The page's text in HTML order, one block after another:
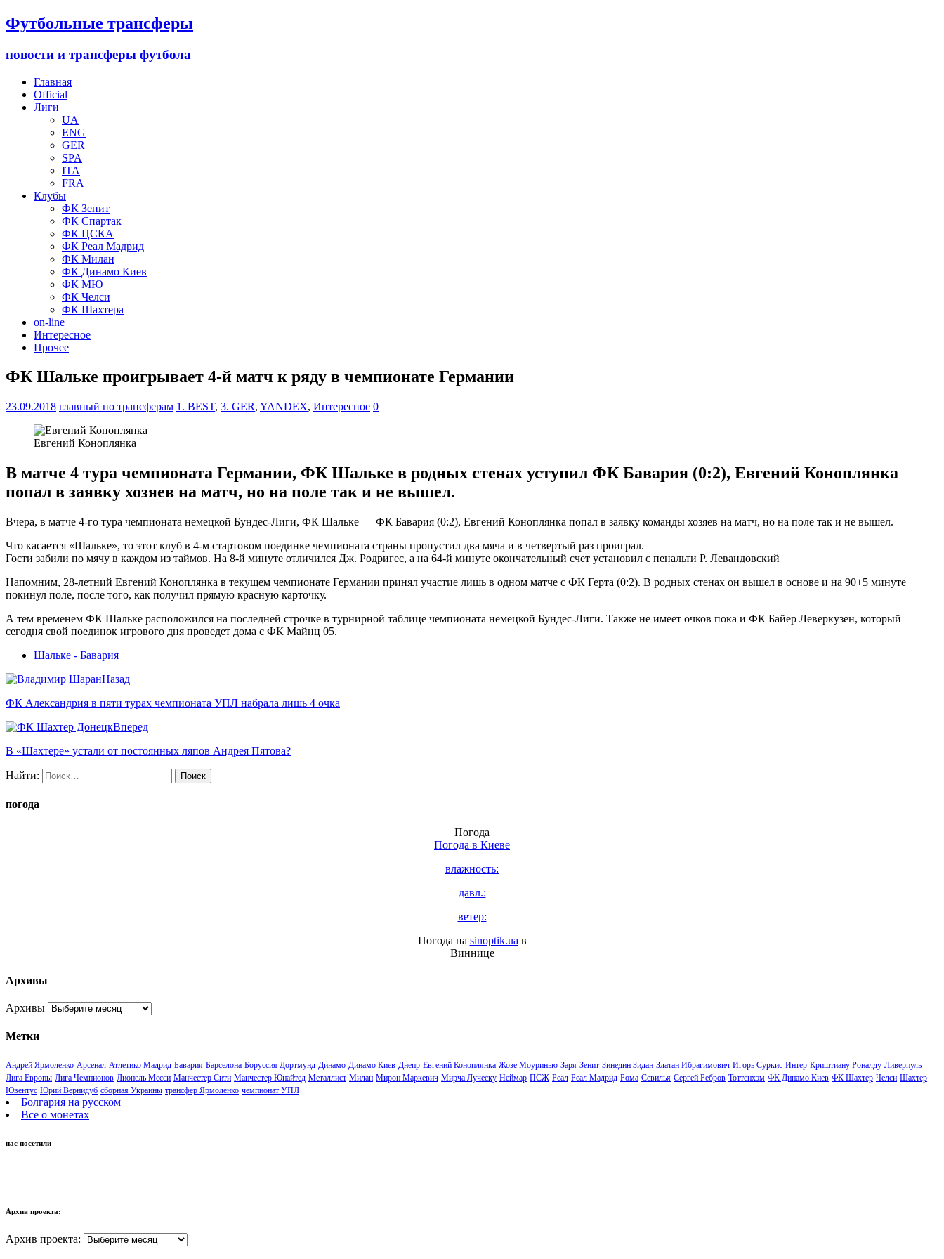
Футбольные трансферы
новости и трансферы футбола
Главная
Official
Лиги
UA
ENG
GER
SPA
ITA
FRA
Клубы
ФК Зенит
ФК Спартак
ФК ЦСКА
ФК Реал Мадрид
ФК Милан
ФК Динамо Киев
ФК МЮ
ФК Челси
ФК Шахтера
on-line
Интересное
Прочее
ФК Шальке проигрывает 4-й матч к ряду в чемпионате Германии
23.09.2018 главный по трансферам 1. BEST, 3. GER, YANDEX, Интересное 0
Евгений Коноплянка
В матче 4 тура чемпионата Германии, ФК Шальке в родных стенах уступил ФК Бавария (0:2), Евгений Коноплянка
попал в заявку хозяев на матч, но на поле так и не вышел.
Вчера, в матче 4-го тура чемпионата немецкой Бундес-Лиги, ФК Шальке — ФК Бавария (0:2), Евгений Коноплянка попал в заявку команды хозяев на матч, но на поле так и не вышел.
Что касается «Шальке», то этот клуб в 4-м стартовом поединке чемпионата страны пропустил два мяча и в четвертый раз проиграл.
Гости забили по мячу в каждом из таймов. На 8-й минуте отличился Дж. Родригес, а на 64-й минуте окончательный счет установил с пенальти Р. Левандовский
Напомним, 28-летний Евгений Коноплянка в текущем чемпионате Германии принял участие лишь в одном матче с ФК Герта (0:2). В родных стенах он вышел в основе и на 90+5 минуте
покинул поле, после того, как получил прямую красную карточку.
А тем временем ФК Шальке расположился на последней строчке в турнирной таблице чемпионата немецкой Бундес-Лиги. Также не имеет очков пока и ФК Байер Леверкузен, который
сегодня свой поединок игрового дня проведет дома с ФК Майнц 05.
Шальке - Бавария
Назад
ФК Александрия в пяти турах чемпионата УПЛ набрала лишь 4 очка
Вперед
В «Шахтере» устали от постоянных ляпов Андрея Пятова?
Найти:
погода
Погода
Погода в Киеве
влажность:
давл.:
ветер:
Погода на sinoptik.ua в
Виннице
Архивы
Архивы
Метки
Андрей Ярмоленко Арсенал Атлетико Мадрид Бавария Барселона Боруссия Дортмунд Динамо Динамо Киев Днепр Евгений Коноплянка Жозе Моуринью Заря Зенит Зинедин Зидан Златан Ибрагимович Игорь Суркис Интер Криштиану Роналду Ливерпуль
Лига Европы Лига Чемпионов Лионель Месси Манчестер Сити Манчестер Юнайтед Металлист Милан Мирон Маркевич Мирча Луческу Неймар ПСЖ Реал Реал Мадрид Рома Севилья Сергей Ребров Тоттенхэм ФК Динамо Киев ФК Шахтер Челси Шахтер
Ювентус Юрий Вернидуб сборная Украины трансфер Ярмоленко чемпионат УПЛ
Болгария на русском
Все о монетах
нас посетили
Архив проекта:
Архив проекта: